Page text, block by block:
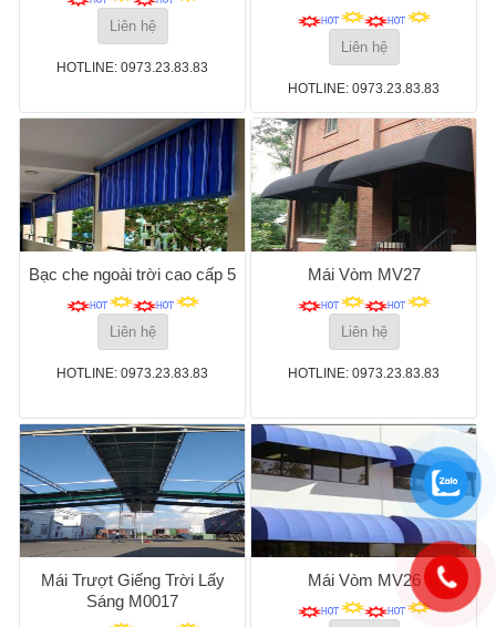
Liên hệ
HOTLINE: 0973.23.83.83
Liên hệ
HOTLINE: 0973.23.83.83
Bạc che ngoài trời cao cấp 5
Liên hệ
HOTLINE: 0973.23.83.83
Mái Vòm MV27
Liên hệ
HOTLINE: 0973.23.83.83
Mái Trượt Giếng Trời Lấy
Sáng M0017
Mái Vòm MV26